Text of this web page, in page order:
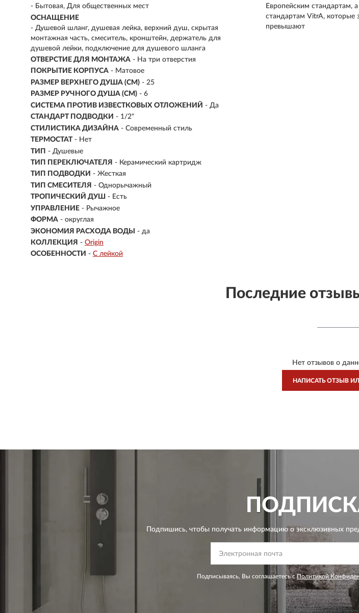
- Бытовая, Для общественных мест
ОСНАЩЕНИЕ
- Душевой шланг, душевая лейка, верхний душ, скрытая
монтажная часть, смеситель, кронштейн, держатель для
душевой лейки, подключение для душевого шланга
ОТВЕРСТИЕ ДЛЯ МОНТАЖА - На три отверстия
ПОКРЫТИЕ КОРПУСА - Матовое
РАЗМЕР ВЕРХНЕГО ДУША (СМ) - 25
РАЗМЕР РУЧНОГО ДУША (СМ) - 6
СИСТЕМА ПРОТИВ ИЗВЕСТКОВЫХ ОТЛОЖЕНИЙ - Да
СТАНДАРТ ПОДВОДКИ - 1/2"
СТИЛИСТИКА ДИЗАЙНА - Современный стиль
ТЕРМОСТАТ - Нет
ТИП - Душевые
ТИП ПЕРЕКЛЮЧАТЕЛЯ - Керамический картридж
ТИП ПОДВОДКИ - Жесткая
ТИП СМЕСИТЕЛЯ - Однорычажный
ТРОПИЧЕСКИЙ ДУШ - Есть
УПРАВЛЕНИЕ - Рычажное
ФОРМА - округлая
ЭКОНОМИЯ РАСХОДА ВОДЫ
- да
КОЛЛЕКЦИЯ - Origin
ОСОБЕННОСТИ - С лейкой
Европейским стандартам,
стандартам VitrA, которые
превышают
Последние
Нет отзывов о
НАПИСАТЬ ОТЗЫВ
Подпишись, чтобы получать информацию о эксклюзивных
Подписываясь, Вы соглашаетесь сПолитикой